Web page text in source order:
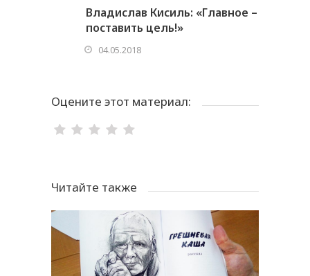
Владислав Кисиль: «Главное –
поставить цель!»
04.05.2018
Оцените этот материал:
Читайте также